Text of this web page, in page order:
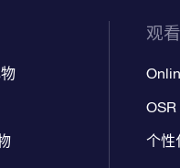
观
个性